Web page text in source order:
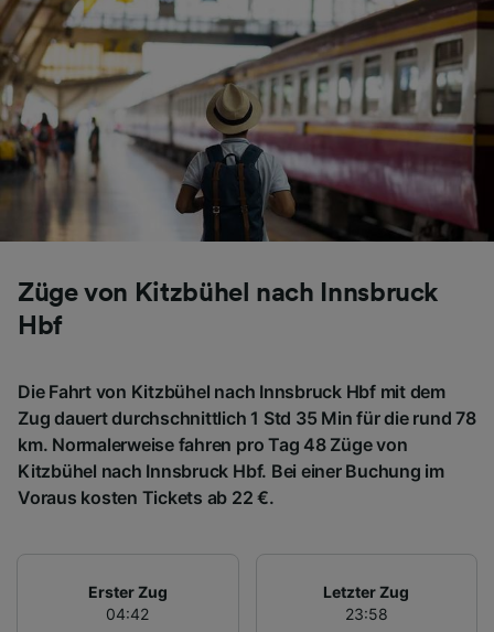
Züge von Kitzbühel nach Innsbruck
Hbf
Die Fahrt von Kitzbühel nach Innsbruck Hbf mit dem
Zug dauert durchschnittlich 1 Std 35 Min für die rund 78
km. Normalerweise fahren pro Tag 48 Züge von
Kitzbühel nach Innsbruck Hbf. Bei einer Buchung im
Voraus kosten Tickets ab 22 €.
Erster Zug
04:42
Letzter Zug
23:58